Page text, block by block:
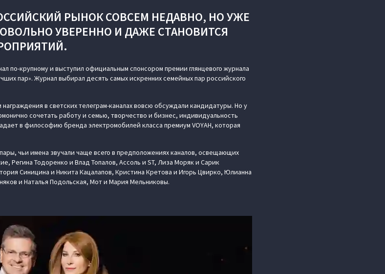
РЫНОК СОВСЕМ НЕДАВНО, НО УЖЕ
УВЕРЕННО И ДАЖЕ СТАНОВИТСЯ
по-крупному и выступил официальным спонсором премии глянцевого журнала
пар». Журнал выбирал десять самых искренних семейных пар российского
в светских телеграм-каналах вовсю обсуждали кандидатуры. Но у
сочетать работу и семью, творчество и бизнес, индивидуальность
в философию бренда электромобилей класса премиум VOYAH, которая
чьи имена звучали чаще всего в предположениях каналов, освещающих
Регина Тодоренко и Влад Топалов, Ассоль и ST, Лиза Моряк и Сарик
Синицина и Никита Кацалапов, Кристина Кретова и Игорь Цвирко, Юлианна
и Наталья Подольская, Мот и Мария Мельниковы.